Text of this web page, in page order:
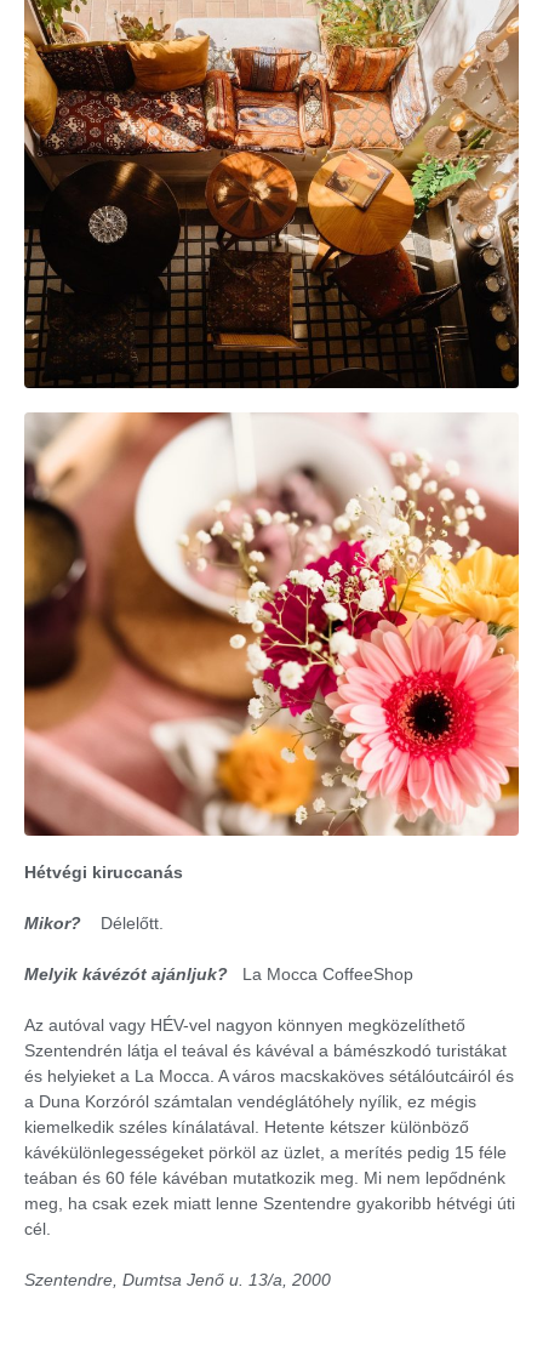
Hétvégi kiruccanás
Mikor? Délelőtt.
Melyik kávézót ajánljuk? La Mocca CoffeeShop
Az autóval vagy HÉV-vel nagyon könnyen megközelíthető
Szentendrén látja el teával és kávéval a bámészkodó turistákat
és helyieket a La Mocca. A város macskaköves sétálóutcáiról és
a Duna Korzóról számtalan vendéglátóhely nyílik, ez mégis
kiemelkedik széles kínálatával. Hetente kétszer különböző
kávékülönlegességeket pörköl az üzlet, a merítés pedig 15 féle
teában és 60 féle kávéban mutatkozik meg. Mi nem lepődnénk
meg, ha csak ezek miatt lenne Szentendre gyakoribb hétvégi úti
cél.
Szentendre, Dumtsa Jenő u. 13/a, 2000